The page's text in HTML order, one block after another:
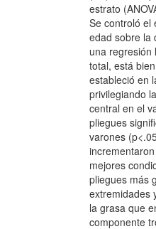
estrato
Se controló el
edad sobre la
una regresión
total, está
estableció en
privilegiando
central en el
pliegues
varones
mejores
pliegues más
extremidades
la grasa que
componente